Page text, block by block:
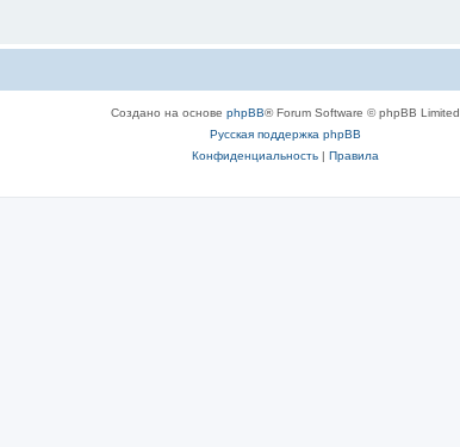
Создано на основе phpBB® Forum Software © phpBB Limited
Русская поддержка phpBB
Конфиденциальность| Правила